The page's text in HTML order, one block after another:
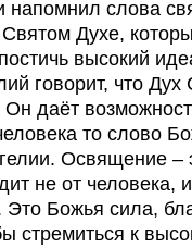
напомнил слова
Духе,
высокий
говорит, что Дух
даёт
то слово
Освящение –
не от человека,
Это Божья сила,
стремиться к